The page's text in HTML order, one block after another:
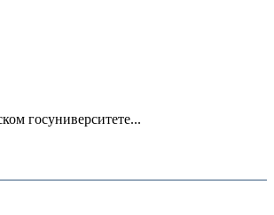
госуниверситете...